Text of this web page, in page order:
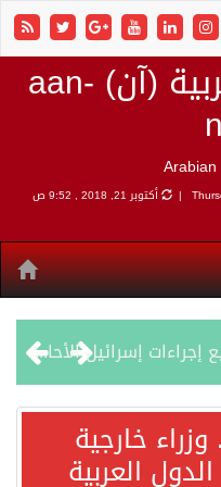
صحيفة الأنباء العربية (آن) aan-
أكتوبر 21, 2018 , 9:52 ص
وزير الخارجية السعودي: جميع إجراءات إسرائيل الأحادية في أراضي فلسطين باطلة
جمعية طويق تحقق 97.35% في الحوكمة وتُصنف ضمن الكيانات متناهية الكبر وتحصد شهادة الآيزو للعام الثالث على التوالي
خارجية
العربية